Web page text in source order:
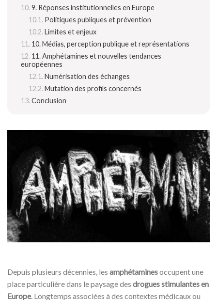
9. Réponses institutionnelles en Europe
Politiques publiques et prévention
Limites et enjeux
10. Médias, perception publique et représentations
11. Amphétamines et nouvelles tendances
européennes
Numérisation des échanges
Mutation des profils concernés
Conclusion
Depuis plusieurs décennies, les amphétaminesoccupent une
place particulière dans le paysage des drogues stimulantes en
Europe. Longtemps associées à des contextes médicaux ou